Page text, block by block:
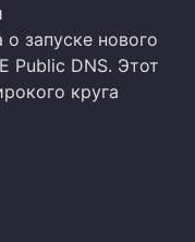
о запуске нового
Public DNS. Этот
круга